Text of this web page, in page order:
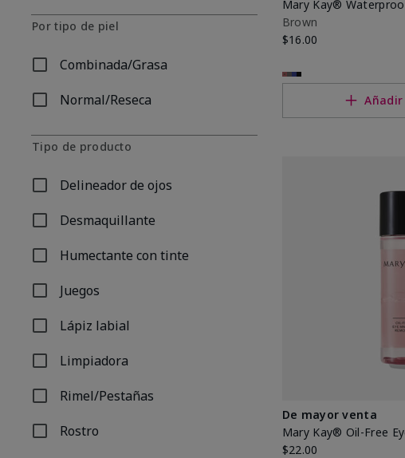
Por tipo de piel
Combinada/Grasa
Refinar por Por tipo de piel: Combinada/Grasa
Normal/Reseca
Refinar por Por tipo de piel: Normal/Reseca
Tipo de producto
Delineador de ojos
Refinar por Tipo de producto: Delineador de ojos
Desmaquillante
Refinar por Tipo de producto: Desmaquillante
Humectante con tinte
Refinar por Tipo de producto: Humectante con tinte
Juegos
Refinar por Tipo de producto: Juegos
Lápiz labial
Refinar por Tipo de producto: Lápiz labial
Limpiadora
Refinar por Tipo de producto: Limpiadora
Rimel/Pestañas
Refinar por Tipo de producto: Rimel/Pestañas
Rostro
Refinar por Tipo de producto: Rostro
Mary Kay®
Brown
$16.00
De mayor venta
Mary Kay® Oil-Free
$22.00